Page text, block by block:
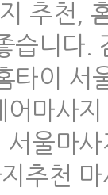
추천,
습니다
타이 서
마사
울마
지추천